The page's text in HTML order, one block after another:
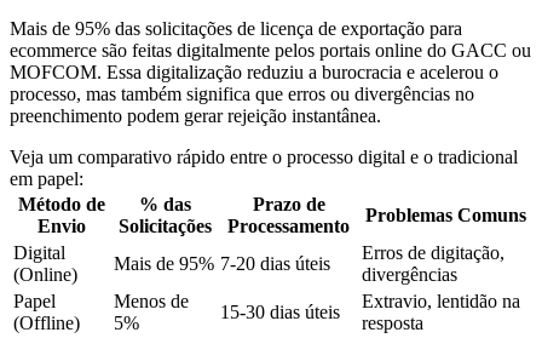
Mais de 95% das solicitações de licença de exportação para
ecommerce são feitas digitalmente pelos portais online do GACC ou
MOFCOM. Essa digitalização reduziu a burocracia e acelerou o
processo, mas também significa que erros ou divergências no
preenchimento podem gerar rejeição instantânea.
Veja um comparativo rápido entre o processo digital e o tradicional
em papel:
Método de
Envio
% das
Solicitações
Prazo de
Processamento
Problemas Comuns
Digital
(Online)
Mais de 95% 7-20 dias úteis
Erros de digitação,
divergências
Papel
(Offline)
Menos de
5%
15-30 dias úteis
Extravio, lentidão na
resposta